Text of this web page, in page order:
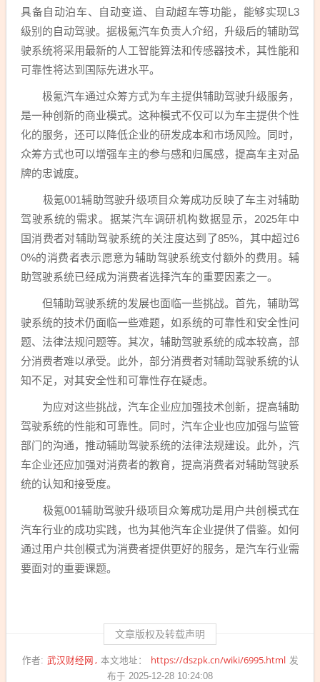
具备自动泊车、自动变道、自动超车等功能，能够实现L3
级别的自动驾驶。据极氪汽车负责人介绍，升级后的辅助驾
驶系统将采用最新的人工智能算法和传感器技术，其性能和
可靠性将达到国际先进水平。
极氪汽车通过众筹方式为车主提供辅助驾驶升级服务，
是一种创新的商业模式。这种模式不仅可以为车主提供个性
化的服务，还可以降低企业的研发成本和市场风险。同时，
众筹方式也可以增强车主的参与感和归属感，提高车主对品
牌的忠诚度。
极氪001辅助驾驶升级项目众筹成功反映了车主对辅助
驾驶系统的需求。据某汽车调研机构数据显示，2025年中
国消费者对辅助驾驶系统的关注度达到了85%，其中超过6
0%的消费者表示愿意为辅助驾驶系统支付额外的费用。辅
助驾驶系统已经成为消费者选择汽车的重要因素之一。
但辅助驾驶系统的发展也面临一些挑战。首先，辅助驾
驶系统的技术仍面临一些难题，如系统的可靠性和安全性问
题、法律法规问题等。其次，辅助驾驶系统的成本较高，部
分消费者难以承受。此外，部分消费者对辅助驾驶系统的认
知不足，对其安全性和可靠性存在疑虑。
为应对这些挑战，汽车企业应加强技术创新，提高辅助
驾驶系统的性能和可靠性。同时，汽车企业也应加强与监管
部门的沟通，推动辅助驾驶系统的法律法规建设。此外，汽
车企业还应加强对消费者的教育，提高消费者对辅助驾驶系
统的认知和接受度。
极氪001辅助驾驶升级项目众筹成功是用户共创模式在
汽车行业的成功实践，也为其他汽车企业提供了借鉴。如何
通过用户共创模式为消费者提供更好的服务，是汽车行业需
要面对的重要课题。
文章版权及转载声明
作者: 武汉财经网 本文地址： https://dszpk.cn/wiki/6995.html 发
布于 2025-12-28 10:24:08